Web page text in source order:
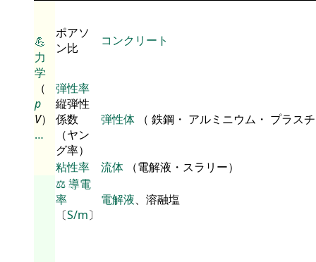
💪
力
学
（
p
V）
…
ポアソ
ン比
コンクリート
弾性率
縦弾性
係数
（ヤン
グ率）
弾性体 （ 鉄鋼・ アルミニウム・ プラス
粘性率 流体 （電解液・スラリー）
⚖️導電
率
〔S/m〕
電解液、溶融塩